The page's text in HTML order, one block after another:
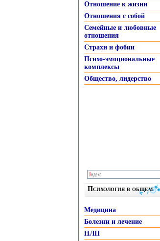
Отношение к жизни
Отношения с собой
Семейные и любовные
отношения
Страхи и фобии
Психо-эмоциональные
комплексы
Общество, лидерство
Психология в общем
Медицина
Болезни и лечение
НЛП